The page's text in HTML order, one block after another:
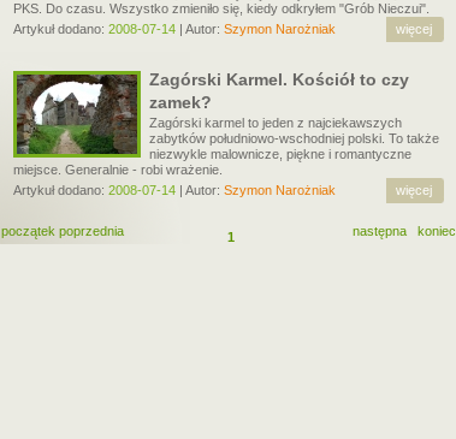
PKS. Do czasu. Wszystko zmieniło się, kiedy odkryłem "Grób Nieczui".
Artykuł dodano: 2008-07-14 | Autor: Szymon Narożniak więcej
Zagórski Karmel. Kościół to czy
zamek?
Zagórski karmel to jeden z najciekawszych
zabytków południowo-wschodniej polski. To także
niezwykle malownicze, piękne i romantyczne
miejsce. Generalnie - robi wrażenie.
Artykuł dodano: 2008-07-14 | Autor: Szymon Narożniak więcej
następna koniec
początek poprzednia 1